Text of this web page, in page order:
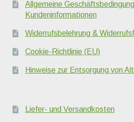
Allgemeine
Kundeninformationen
Widerrufsbelehrung &
Cookie-Richtlinie (EU)
Hinweise zur Entsorgung von
Liefer- und Versandkosten